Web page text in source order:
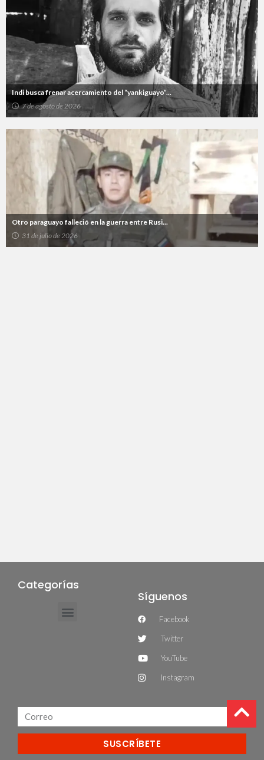
Indi busca frenar acercamiento del “yankiguayo”...
7 de agosto de 2026
Otro paraguayo falleció en la guerra entre Rusi...
31 de julio de 2026
Categorías
Síguenos
Facebook
Twitter
YouTube
Instagram
SUSCRÍBETE